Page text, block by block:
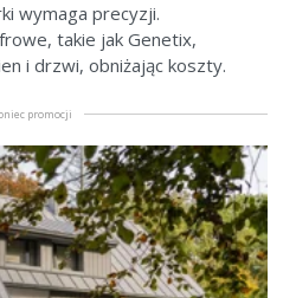
wymaga precyzji.
takie jak Genetix,
i drzwi, obniżając koszty.
promocji